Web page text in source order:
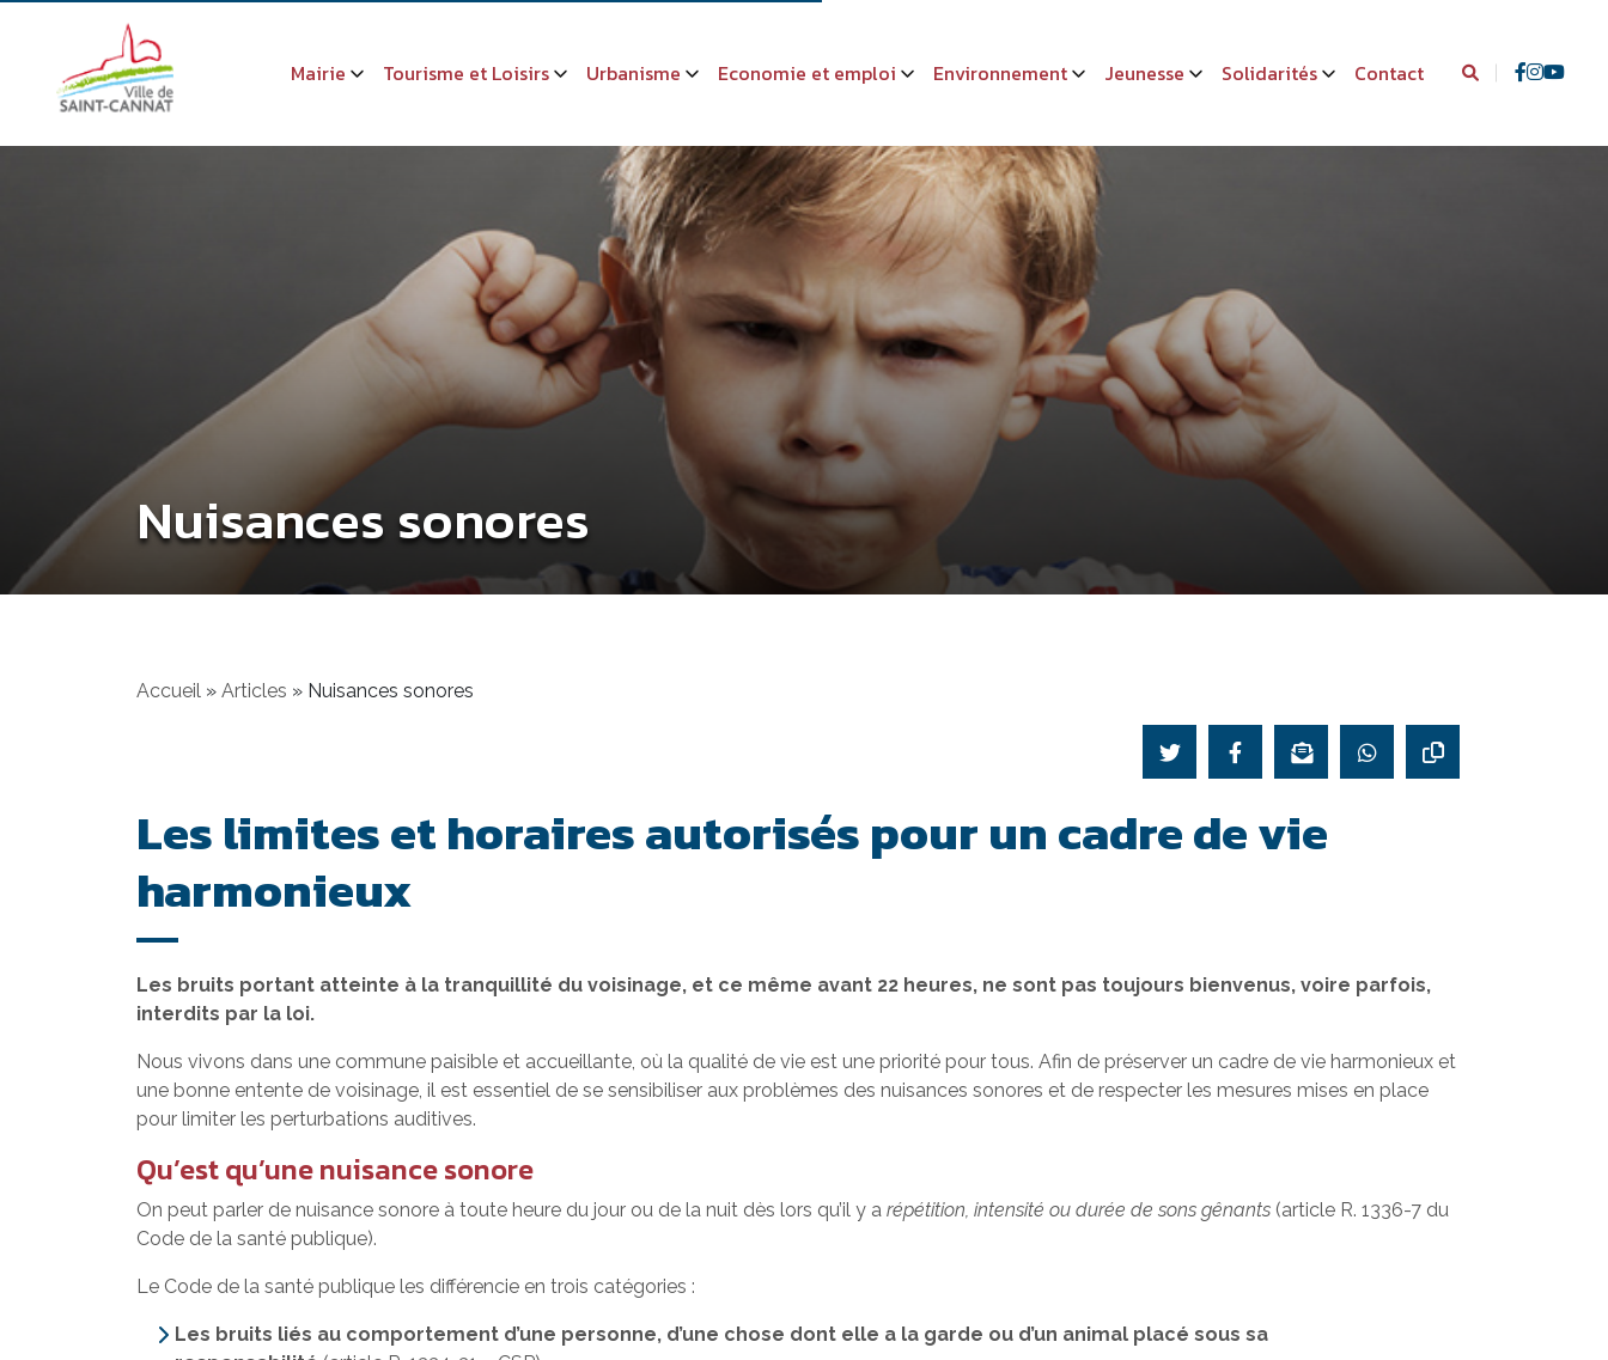
Mairie Tourisme et Loisirs Urbanisme Economie et emploi Environnement Jeunesse Solidarités Contact
Nuisances sonores
Accueil » Articles » Nuisances sonores
Les limites et horaires autorisés pour un cadre de vie
harmonieux
Les bruits portant atteinte à la tranquillité du voisinage, et ce même avant 22 heures, ne sont pas toujours bienvenus, voire parfois,
interdits par la loi.
Nous vivons dans une commune paisible et accueillante, où la qualité de vie est une priorité pour tous. Afin de préserver un cadre de vie harmonieux et
une bonne entente de voisinage, il est essentiel de se sensibiliser aux problèmes des nuisances sonores et de respecter les mesures mises en place
pour limiter les perturbations auditives.
Qu’est qu’une nuisance sonore
On peut parler de nuisance sonore à toute heure du jour ou de la nuit dès lors qu’il y a répétition, intensité ou durée de sons gênants (article R. 1336-7 du
Code de la santé publique).
Le Code de la santé publique les différencie en trois catégories :
Les bruits liés au comportement d’une personne, d’une chose dont elle a la garde ou d’un animal placé sous sa